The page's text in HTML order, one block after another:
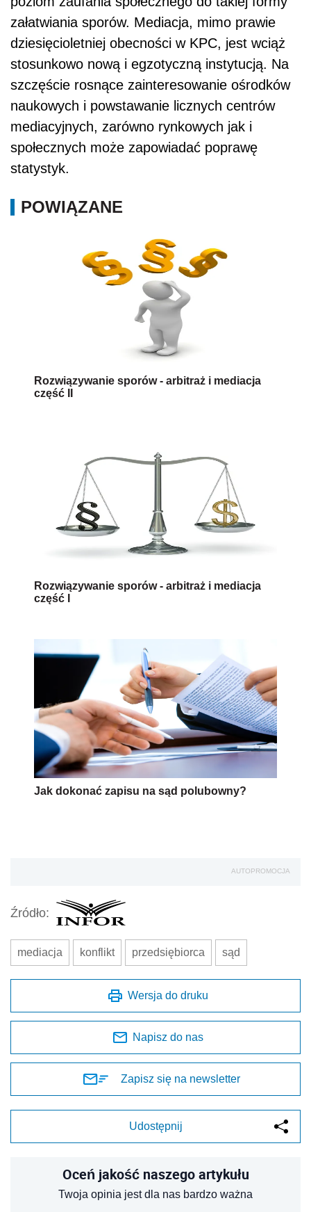
załatwiania sporów. Mediacja, mimo prawie
dziesięcioletniej obecności w KPC, jest wciąż
stosunkowo nową i egzotyczną instytucją. Na
szczęście rosnące zainteresowanie ośrodków
naukowych i powstawanie licznych centrów
mediacyjnych, zarówno rynkowych jak i
społecznych może zapowiadać poprawę
statystyk.
POWIĄZANE
Rozwiązywanie sporów - arbitraż i mediacja
część II
Rozwiązywanie sporów - arbitraż i mediacja
część I
Jak dokonać zapisu na sąd polubowny?
AUTOPROMOCJA
Źródło:
mediacja konflikt przedsiębiorca sąd
Wersja do druku
Napisz do nas
Zapisz się na newsletter
Udostępnij
Oceń jakość naszego artykułu
Twoja opinia jest dla nas bardzo ważna